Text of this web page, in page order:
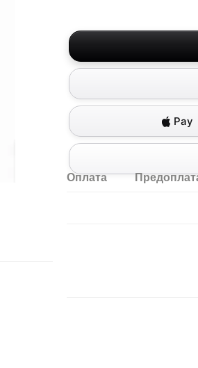
Pay
Оплата